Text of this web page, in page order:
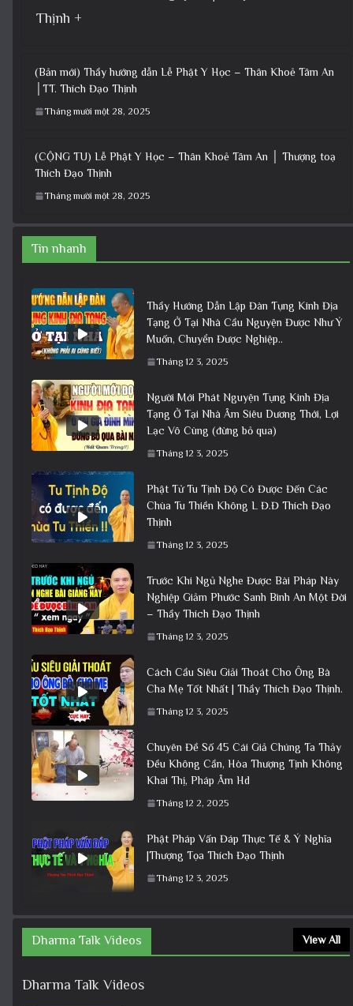
Thịnh +
(Bản mới) Thầy hướng dẫn Lễ Phật Y Học – Thân Khoẻ Tâm An
│TT. Thích Đạo Thịnh
Tháng mười một 28, 2025
(CỘNG TU) Lễ Phật Y Học – Thân Khoẻ Tâm An │ Thượng toạ
Thích Đạo Thịnh
Tháng mười một 28, 2025
Tin nhanh
Thầy Hướng Dẫn Lập Đàn Tụng Kinh Địa
Tạng Ở Tại Nhà Cầu Nguyện Được Như Ý
Muốn, Chuyển Được Nghiệp..
Tháng 12 3, 2025
Người Mới Phát Nguyện Tụng Kinh Địa
Tạng Ở Tại Nhà Âm Siêu Dương Thới, Lợi
Lạc Vô Cùng (đừng bỏ qua)
Tháng 12 3, 2025
Phật Tử Tu Tịnh Độ Có Được Đến Các
Chùa Tu Thiền Không L Đ.Đ Thích Đạo
Thịnh
Tháng 12 3, 2025
Trước Khi Ngủ Nghe Được Bài Pháp Này
Nghiệp Giảm Phước Sanh Bình An Một Đời
– Thầy Thích Đạo Thịnh
Tháng 12 3, 2025
Cách Cầu Siêu Giải Thoát Cho Ông Bà
Cha Mẹ Tốt Nhất | Thầy Thích Đạo Thịnh.
Tháng 12 3, 2025
Chuyên Đề Số 45 Cái Giả Chúng Ta Thảy
Đều Không Cần, Hòa Thượng Tịnh Không
Khai Thị, Pháp Âm Hd
Tháng 12 2, 2025
Phật Pháp Vấn Đáp Thực Tế & Ý Nghĩa
|Thượng Tọa Thích Đạo Thịnh
Tháng 12 3, 2025
Dharma Talk Videos View All
Dharma Talk Videos